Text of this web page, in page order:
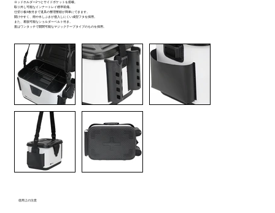
ロッドホルダー2つとサイドポケットを搭載。
取り外し可能なインナートレイ標準装備。
仕切り板4枚付きで道具の整理整頓が簡単にできます。
開けやすく、雨や水しぶきが侵入しにくい成型フタを採用。
また、着脱可能なショルダーベルト付き。
蓋はワンタッチで開閉可能なマジックテープタイプのものを採用。
使用上の注意